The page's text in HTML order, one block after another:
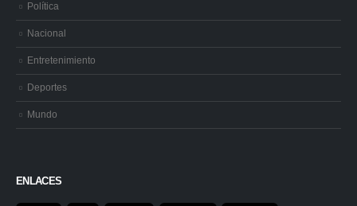
Política
Nacional
Entretenimiento
Deportes
Mundo
ENLACES